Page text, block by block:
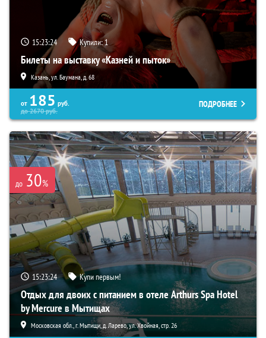
15:23:23 Купили:1
Билеты на выставку «Казней и пыток»
Казань, ул. Баумана, д. 68
от 185 руб.
до2670руб.
ПОДРОБНЕЕ
до 30%
15:23:23 Купи первым!
Отдых для двоих с питанием в отеле Arthurs Spa Hotel
by Mercure в Мытищах
Московская обл., г. Мытищи, д. Ларево, ул. Хвойная, стр. 26